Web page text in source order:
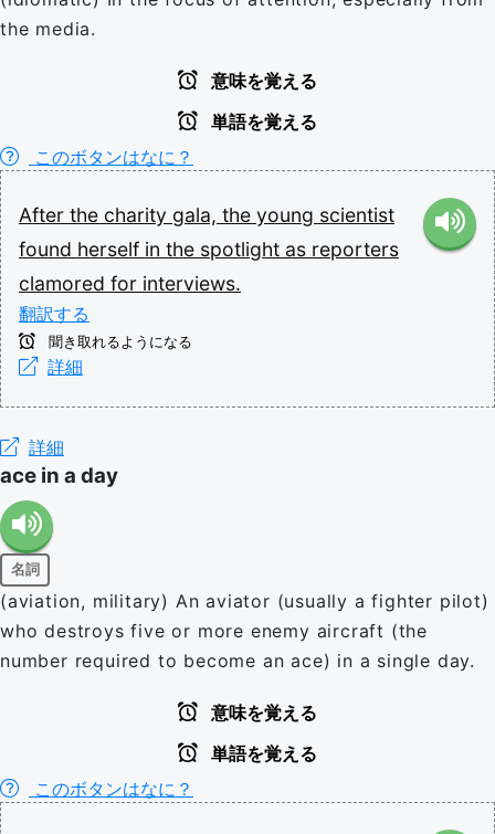
the media.
意味を覚える
単語を覚える
このボタンはなに？
After the charity gala, the young scientist
found herself in the spotlight as reporters
clamored for interviews.
翻訳する
聞き取れるようになる
詳細
詳細
ace in a day
名詞
(aviation, military) An aviator (usually a fighter pilot)
who destroys five or more enemy aircraft (the
number required to become an ace) in a single day.
意味を覚える
単語を覚える
このボタンはなに？